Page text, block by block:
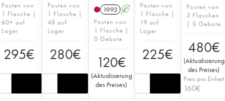
Posten von
1 Flasche |
60+ auf
Lager
295€
Posten von
1 Flasche |
48 auf
Lager
280€
1993 A
Posten von
1 Flasche |
0 Gebote
120€
(Aktualisierung
des Preises)
Posten von
1 Flasche |
19 auf
Lager
225€
Posten von
3 Flaschen
| 0 Gebote
480€
(Aktualisierung
des Preises)
Preis pro Einheit
160€